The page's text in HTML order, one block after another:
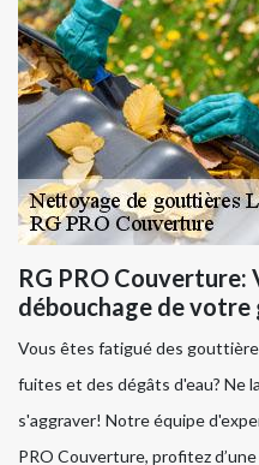
RG PRO
débouchage de
Vous êtes fatigué des
fuites et des dégâts d'eau? Ne
s'aggraver! Notre équipe
PRO Couverture, profitez